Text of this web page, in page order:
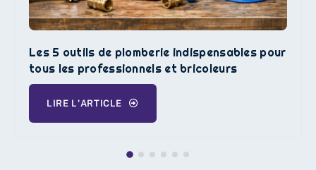
Les 5 outils de plomberie indispensables pour
tous les professionnels et bricoleurs
LIRE L'ARTICLE